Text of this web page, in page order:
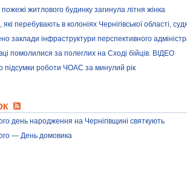
пожежі житлового будинку загинула літня жінка
які перебувають в колоніях Чернігівської області,
заклади інфраструктури перспективного
помолилися за полеглих на Сході бійців. ВІДЕО
підсумки роботи ЧОАС за минулий рік
день народження на Чернігівщині святкують
— День домовика